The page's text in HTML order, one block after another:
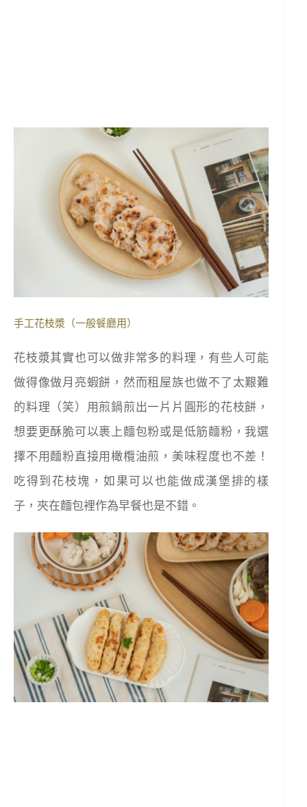
手工花枝漿（一般餐廳用）
花枝漿其實也可以做非常多的料理，有些人可能
做得像做月亮蝦餅，然而租屋族也做不了太艱難
的料理（笑）用煎鍋煎出一片片圓形的花枝餅，
想要更酥脆可以裹上麵包粉或是低筋麵粉，我選
擇不用麵粉直接用橄欖油煎，美味程度也不差！
吃得到花枝塊，如果可以也能做成漢堡排的樣
子，夾在麵包裡作為早餐也是不錯。